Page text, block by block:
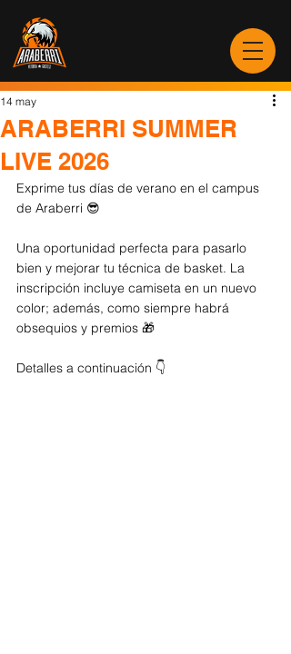
ARABERRI SUMMER
LIVE 2026
14 may
Exprime tus días de verano en el campus
de Araberri 😎
Una oportunidad perfecta para pasarlo
bien y mejorar tu técnica de basket. La
inscripción incluye camiseta en un nuevo
color; además, como siempre habrá
obsequios y premios 🎁
Detalles a continuación 👇